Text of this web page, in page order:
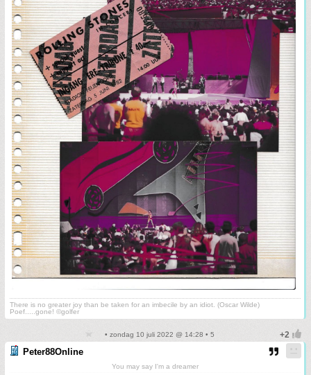
There is no greater joy than be taken for an imbecile by an idiot. (Oscar Wilde)
Poef.....gone! ©golfer
• zondag 10 juli 2022 @ 14:28 • 5
Peter88Online
You may say I'm a dreamer